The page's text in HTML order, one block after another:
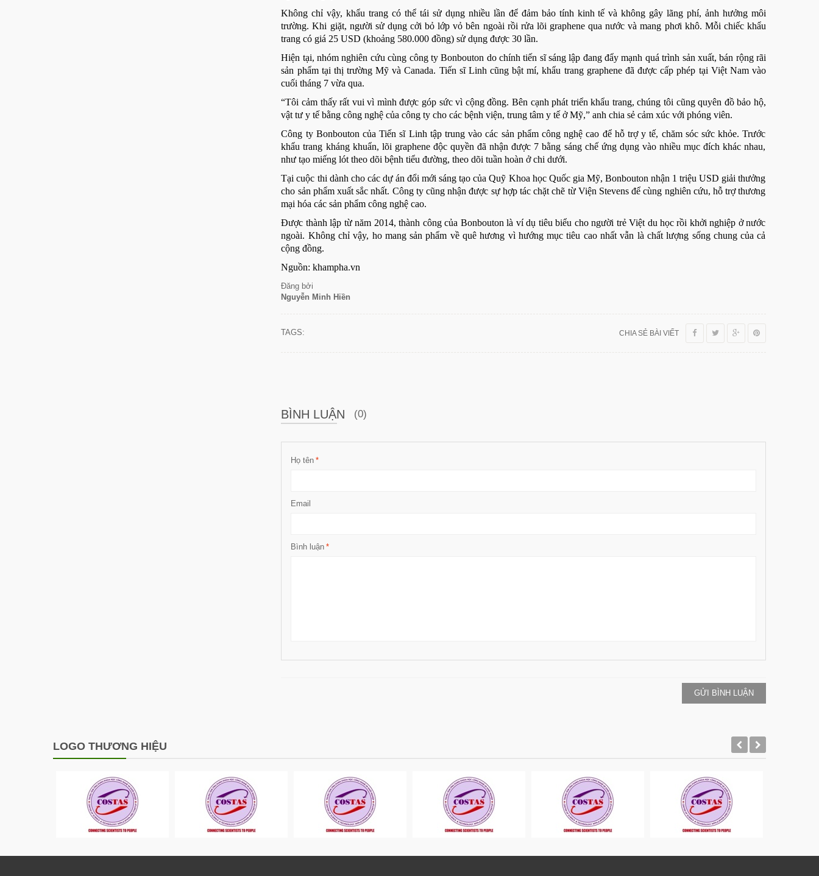
Không chỉ vậy, khẩu trang có thể tái sử dụng nhiều lần để đảm bảo tính kinh tế và không gây lãng phí, ảnh hưởng môi
trường. Khi giặt, người sử dụng cởi bỏ lớp vỏ bên ngoài rồi rửa lõi graphene qua nước và mang phơi khô. Mỗi chiếc khẩu
trang có giá 25 USD (khoảng 580.000 đồng) sử dụng được 30 lần.
Hiện tại, nhóm nghiên cứu cùng công ty Bonbouton do chính tiến sĩ sáng lập đang đẩy mạnh quá trình sản xuất, bán rộng rãi
sản phẩm tại thị trường Mỹ và Canada. Tiến sĩ Linh cũng bật mí, khẩu trang graphene đã được cấp phép tại Việt Nam vào
cuối tháng 7 vừa qua.
“Tôi cảm thấy rất vui vì mình được góp sức vì cộng đồng. Bên cạnh phát triển khẩu trang, chúng tôi cũng quyên đồ bảo hộ,
vật tư y tế bằng công nghệ của công ty cho các bệnh viện, trung tâm y tế ở Mỹ,” anh chia sẻ cảm xúc với phóng viên.
Công ty Bonbouton của Tiến sĩ Linh tập trung vào các sản phẩm công nghệ cao để hỗ trợ y tế, chăm sóc sức khỏe. Trước
khẩu trang kháng khuẩn, lõi graphene độc quyền đã nhận được 7 bằng sáng chế ứng dụng vào nhiều mục đích khác nhau,
như tạo miếng lót theo dõi bệnh tiểu đường, theo dõi tuần hoàn ở chi dưới.
Tại cuộc thi dành cho các dự án đổi mới sáng tạo của Quỹ Khoa học Quốc gia Mỹ, Bonbouton nhận 1 triệu USD giải thưởng
cho sản phẩm xuất sắc nhất. Công ty cũng nhận được sự hợp tác chặt chẽ từ Viện Stevens để cùng nghiên cứu, hỗ trợ thương
mại hóa các sản phẩm công nghệ cao.
Được thành lập từ năm 2014, thành công của Bonbouton là ví dụ tiêu biểu cho người trẻ Việt du học rồi khởi nghiệp ở nước
ngoài. Không chỉ vậy, ho mang sản phẩm về quê hương vì hướng mục tiêu cao nhất vẫn là chất lượng sống chung của cả
cộng đồng.
Nguồn: khampha.vn
Đăng bởi
Nguyễn Minh Hiền
TAGS: CHIA SẺ BÀI VIẾT
BÌNH LUẬN (0)
*
Họ tên
Email
*
Bình luận
GỬI BÌNH LUẬN
LOGO THƯƠNG HIỆU